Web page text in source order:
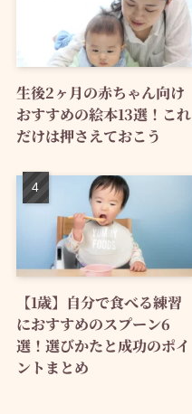
生後2ヶ月の赤ちゃん向け
おすすめの絵本13選！これ
だけは押さえておこう
【1歳】自分で食べる練習
におすすめのスプーン6
選！選びかたと成功のポイ
ントまとめ